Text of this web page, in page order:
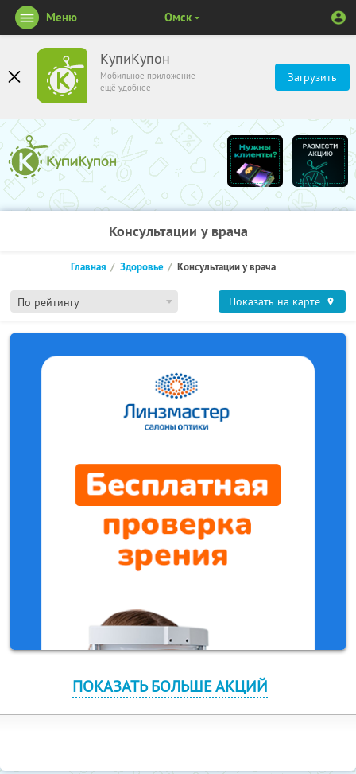
КупиКупон
Мобильное приложение
ещё удобнее
Загрузить
Меню Омск
Консультации у врача
По рейтингу
Главная Здоровье Консультации у врача
Показать на карте
ПОКАЗАТЬ БОЛЬШЕ АКЦИЙ